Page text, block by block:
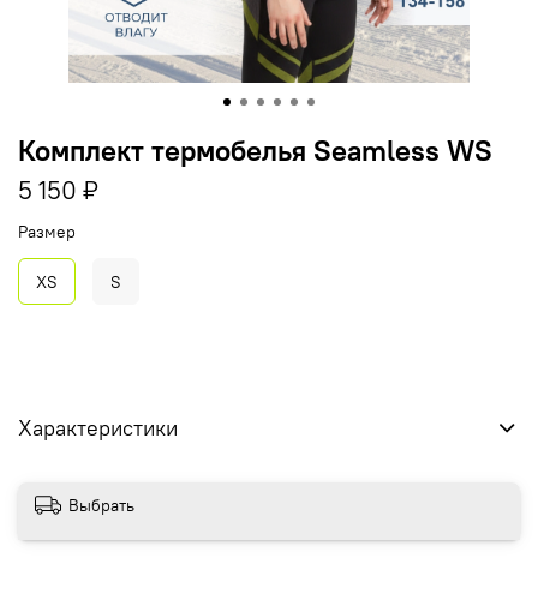
Комплект термобелья Seamless WS
5 150 ₽
Размер
XS S
Характеристики
Выбрать